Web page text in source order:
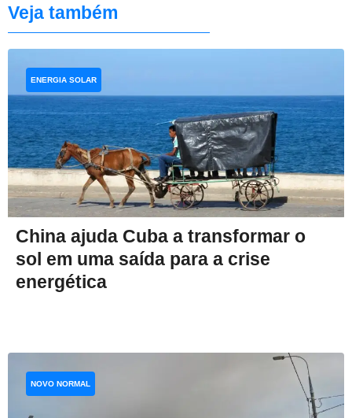
Veja também
China ajuda Cuba a transformar o
sol em uma saída para a crise
energética
ENERGIA SOLAR
NOVO NORMAL